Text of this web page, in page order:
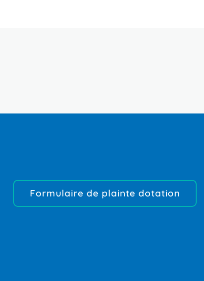
Formulaire de plainte dotation